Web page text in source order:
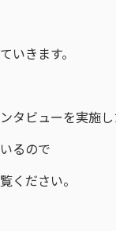
いきます。
タビューを実施
るので
ください。